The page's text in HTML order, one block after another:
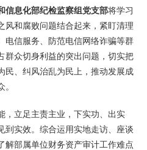
信息化部纪检监察组党支部将学习
风和腐败问题结合起来，紧盯清理
电信服务、防范电信网络诈骗等群
群众切身利益的突出问题，切实把
民、纠风治乱为民上，推动发展成
，立足主责主业，下实功、出实
到实效。综合运用实地走访、座谈
解部属单位财务资产审计工作难点